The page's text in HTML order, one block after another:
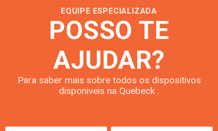
EQUIPE ESPECIALIZADA
POSSO TE
AJUDAR?
Para saber mais sobre todos os dispositivos
disponiveis na Quebeck .